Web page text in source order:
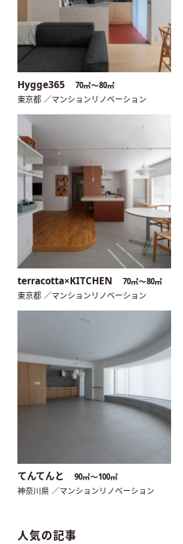
Hygge365 70㎡〜80㎡
東京都 ／マンションリノベーション
terracotta×KITCHEN 70㎡〜80㎡
東京都 ／マンションリノベーション
てんてんと 90㎡〜100㎡
神奈川県 ／マンションリノベーション
人気の記事